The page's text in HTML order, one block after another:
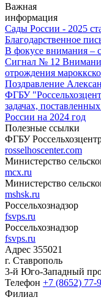
Важная
информация
Сады России - 2025
Благодарственное
В фокусе внимания –
Сигнал № 12
отрождения
Поздравление
ФГБУ
задачах,
России на 2024 год
Полезные ссылки
ФГБУ
rosselhoscenter.com
Министерство
mcx.ru
Министерство
mshsk.ru
Россельхознадзор
fsvps.ru
Россельхознадзор
fsvps.ru
Адрес 355021
г. Ставрополь
3-й Юго-Западный
Телефон +7 (8652) 77-
Филиал